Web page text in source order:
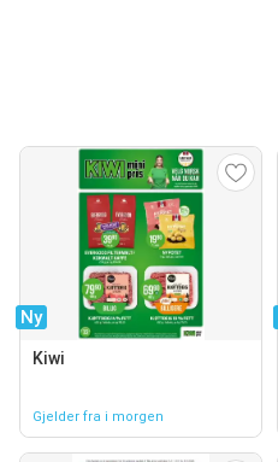
Ny
Kiwi
Gjelder fra i morgen